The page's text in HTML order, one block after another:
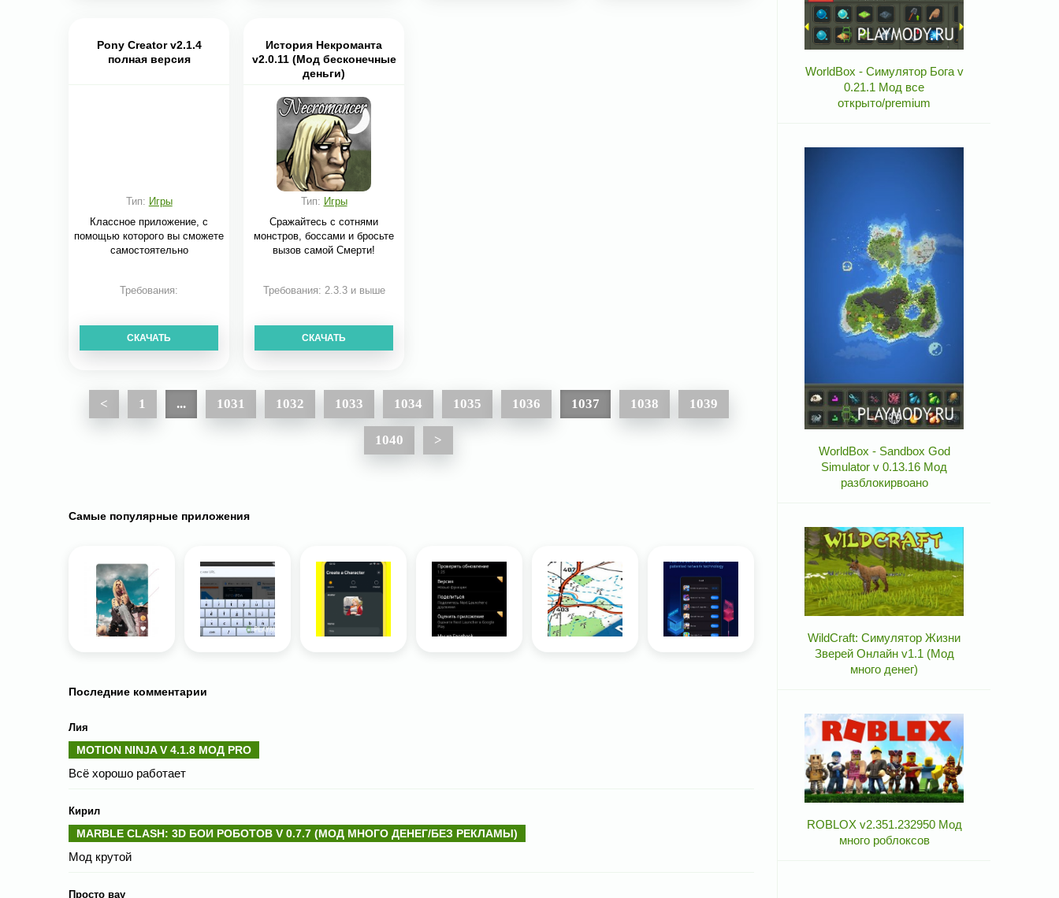
Pony Creator v2.1.4
полная версия
Тип: Игры
Классное приложение, с
помощью которого вы сможете
самостоятельно
Требования:
СКАЧАТЬ
История Некроманта
v2.0.11 (Мод бесконечные
деньги)
Тип: Игры
Сражайтесь с сотнями
монстров, боссами и бросьте
вызов самой Смерти!
Требования: 2.3.3 и выше
СКАЧАТЬ
< 1 ... 1031 1032 1033 1034 1035 1036 1037 1038 1039
1040 >
Самые популярные приложения
Последние комментарии
Лия
MOTION NINJA V 4.1.8 МОД PRO
Всё хорошо работает
Кирил
MARBLE CLASH: 3D БОИ РОБОТОВ V 0.7.7 (МОД МНОГО ДЕНЕГ/БЕЗ РЕКЛАМЫ)
Мод крутой
Просто вау
WorldBox - Симулятор Бога v
0.21.1 Мод все
открыто/premium
WorldBox - Sandbox God
Simulator v 0.13.16 Мод
разблокирвоано
WildCraft: Симулятор Жизни
Зверей Онлайн v1.1 (Мод
много денег)
ROBLOX v2.351.232950 Мод
много роблоксов